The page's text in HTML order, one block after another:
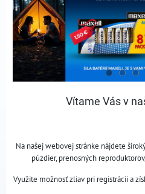
Vítame Vás v
Na našej webovej stránke nájdete
púzdier, prenosných
Využite možnosť zliav pri registrácii a